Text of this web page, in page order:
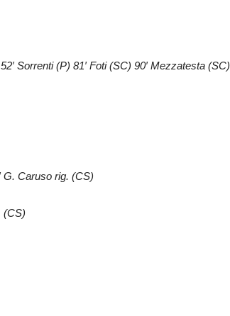
Sorrenti (P) 81′ Foti (SC) 90′ Mezzatesta (SC)
G. Caruso rig. (CS)
(CS)